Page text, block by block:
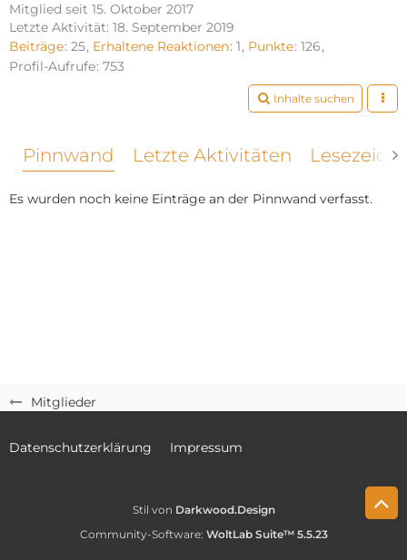
Mitglieder
Mitglied seit 15. Oktober 2017
Letzte Aktivität: 18. September 2019
Beiträge 25 Erhaltene Reaktionen 1 Punkte 126
Profil-Aufrufe 753
Inhalte suchen
Pinnwand Letzte Aktivitäten
Es wurden noch keine Einträge an der Pinnwand verfasst.
Datenschutzerklärung Impressum
Stil von Darkwood.Design
Community-Software: WoltLab Suite™ 5.5.23